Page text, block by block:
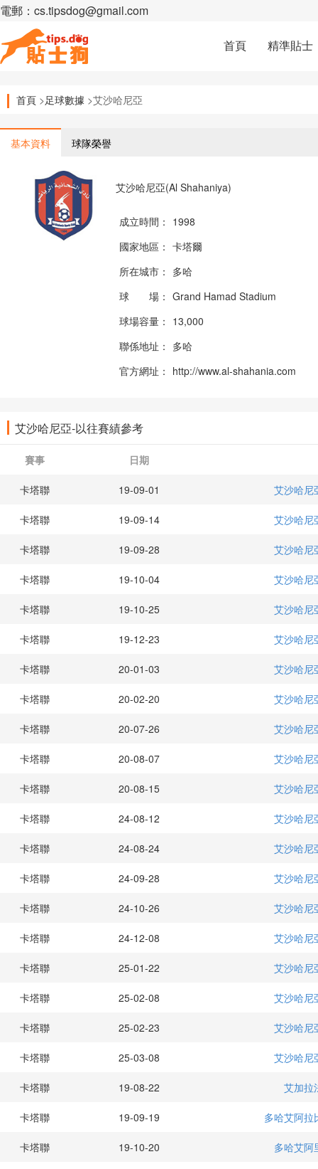
電郵：cs.tipsdog@gmail.com
首頁 精準貼士
首頁 >足球數據 >艾沙哈尼亞
基本資料 球隊榮譽
艾沙哈尼亞(Al Shahaniya)
成立時間： 1998
國家地區： 卡塔爾
所在城市： 多哈
球 場： Grand Hamad Stadium
球場容量： 13,000
聯係地址： 多哈
官方網址： http://www.al-shahania.com
艾沙哈尼亞-以往賽績參考
賽事 日期
卡塔聯 19-09-01 艾沙哈尼
卡塔聯 19-09-14 艾沙哈尼
卡塔聯 19-09-28 艾沙哈尼
卡塔聯 19-10-04 艾沙哈尼
卡塔聯 19-10-25 艾沙哈尼
卡塔聯 19-12-23 艾沙哈尼
卡塔聯 20-01-03 艾沙哈尼
卡塔聯 20-02-20 艾沙哈尼
卡塔聯 20-07-26 艾沙哈尼
卡塔聯 20-08-07 艾沙哈尼
卡塔聯 20-08-15 艾沙哈尼
卡塔聯 24-08-12 艾沙哈尼
卡塔聯 24-08-24 艾沙哈尼
卡塔聯 24-09-28 艾沙哈尼
卡塔聯 24-10-26 艾沙哈尼
卡塔聯 24-12-08 艾沙哈尼
卡塔聯 25-01-22 艾沙哈尼
卡塔聯 25-02-08 艾沙哈尼
卡塔聯 25-02-23 艾沙哈尼
卡塔聯 25-03-08 艾沙哈尼
卡塔聯 19-08-22 艾加拉
卡塔聯 19-09-19 多哈艾阿拉
卡塔聯 19-10-20 多哈艾阿